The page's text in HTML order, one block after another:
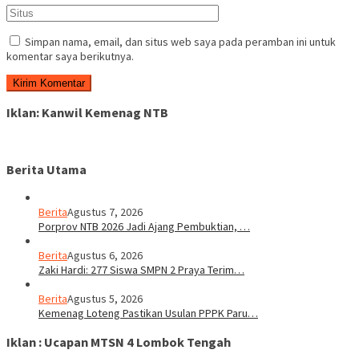
Simpan nama, email, dan situs web saya pada peramban ini untuk
komentar saya berikutnya.
Iklan: Kanwil Kemenag NTB
Berita Utama
BeritaAgustus 7, 2026
Porprov NTB 2026 Jadi Ajang Pembuktian, …
BeritaAgustus 6, 2026
Zaki Hardi: 277 Siswa SMPN 2 Praya Terim…
BeritaAgustus 5, 2026
Kemenag Loteng Pastikan Usulan PPPK Paru…
Iklan : Ucapan MTSN 4 Lombok Tengah